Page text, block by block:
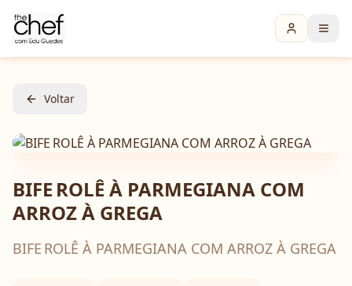
Voltar
BIFE ROLÊ À PARMEGIANA COM
ARROZ À GREGA
BIFE ROLÊ À PARMEGIANA COM ARROZ À GREGA